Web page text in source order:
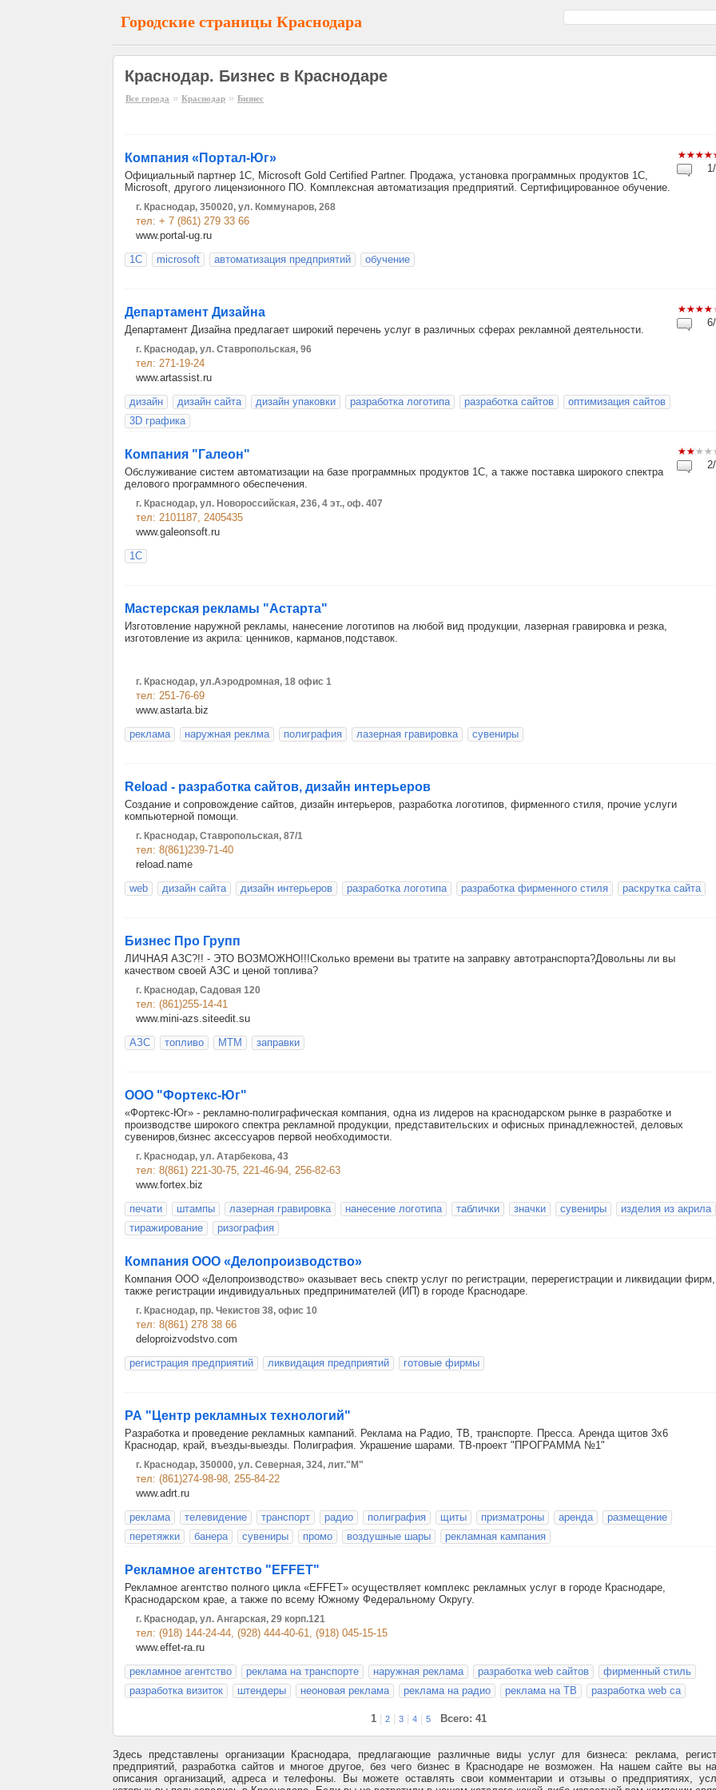
Городские страницы Краснодара
Краснодар. Бизнес в Краснодаре
Все города » Краснодар » Бизнес
Компания «Портал-Юг»
Официальный партнер 1С, Microsoft Gold Certified Partner. Продажа, установка программных продуктов 1С,
Microsoft, другого лицензионного ПО. Комплексная автоматизация предприятий. Сертифицированное обучение.
г. Краснодар, 350020, ул. Коммунаров, 268
тел: + 7 (861) 279 33 66
www.portal-ug.ru
1С
microsoft автоматизация предприятий обучение
Департамент Дизайна
Департамент Дизайна предлагает широкий перечень услуг в различных сферах рекламной деятельности.
г. Краснодар, ул. Ставропольская, 96
тел: 271-19-24
www.artassist.ru
дизайн
дизайн сайта дизайн упаковки разработка логотипа разработка сайтов
оптимизация сайтов
3D графика
Компания "Галеон"
Обслуживание систем автоматизации на базе программных продуктов 1С, а также поставка широкого спектра
делового программного обеспечения.
г. Краснодар, ул. Новороссийская, 236, 4 эт., оф. 407
тел: 2101187, 2405435
www.galeonsoft.ru
1С
Мастерская рекламы "Астарта"
Изготовление наружной рекламы, нанесение логотипов на любой вид продукции, лазерная гравировка и резка,
изготовление из акрила: ценников, карманов,подставок.
г. Краснодар, ул.Аэродромная, 18 офис 1
тел: 251-76-69
www.astarta.biz
реклама
наружная реклма полиграфия лазерная гравировка сувениры
Reload - разработка сайтов, дизайн интерьеров
Создание и сопровождение сайтов, дизайн интерьеров, разработка логотипов, фирменного стиля, прочие услуги
компьютерной помощи.
г. Краснодар, Ставропольская, 87/1
тел: 8(861)239-71-40
reload.name
web
дизайн сайта дизайн интерьеров разработка логотипа разработка фирменного стиля раскрутка сайта
Бизнес Про Групп
ЛИЧНАЯ АЗС?!! - ЭТО ВОЗМОЖНО!!!Сколько времени вы тратите на заправку автотранспорта?Довольны ли вы
качеством своей АЗС и ценой топлива?
г. Краснодар, Садовая 120
тел: (861)255-14-41
www.mini-azs.siteedit.su
АЗС
топливо МТМ заправки
ООО "Фортекс-Юг"
«Фортекс-Юг» - рекламно-полиграфическая компания, одна из лидеров на краснодарском рынке в разработке и
производстве широкого спектра рекламной продукции, представительских и офисных принадлежностей, деловых
сувениров,бизнес аксессуаров первой необходимости.
г. Краснодар, ул. Атарбекова, 43
тел: 8(861) 221-30-75, 221-46-94, 256-82-63
www.fortex.biz
печати
штампы лазерная гравировка нанесение логотипа таблички значки сувениры
изделия из акрила
тиражирование
ризография
Компания ООО «Делопроизводство»
Компания ООО «Делопроизводство» оказывает весь спектр услуг по регистрации, перерегистрации и ликвидации
также регистрации индивидуальных предпринимателей (ИП) в городе Краснодаре.
г. Краснодар, пр. Чекистов 38, офис 10
тел: 8(861) 278 38 66
deloproizvodstvo.com
регистрация предприятий
ликвидация предприятий готовые фирмы
РА "Центр рекламных технологий"
Разработка и проведение рекламных кампаний. Реклама на Радио, ТВ, транспорте. Пресса. Аренда щитов 3х6
Краснодар, край, въезды-выезды. Полиграфия. Украшение шарами. ТВ-проект "ПРОГРАММА №1"
г. Краснодар, 350000, ул. Северная, 324, лит."М"
тел: (861)274-98-98, 255-84-22
www.adrt.ru
реклама
телевидение транспорт радио полиграфия щиты призматроны аренда
размещение
перетяжки
банера сувениры промо воздушные шары рекламная кампания
Рекламное агентство "EFFET"
Рекламное агентство полного цикла «EFFET» осуществляет комплекс рекламных услуг в городе Краснодаре,
Краснодарском крае, а также по всему Южному Федеральному Округу.
г. Краснодар, ул. Ангарская, 29 корп.121
тел: (918) 144-24-44, (928) 444-40-61, (918) 045-15-15
www.effet-ra.ru
рекламное агентство
реклама на транспорте наружная реклама разработка web сайтов
фирменный стиль
разработка визиток
штендеры неоновая реклама реклама на радио реклама на ТВ разработка web са
1 2 3 4 5 Всего: 41
Здесь представлены организации Краснодара, предлагающие различные виды услуг для бизнеса: реклама,
предприятий, разработка сайтов и многое другое, без чего бизнес в Краснодаре не возможен. На нашем сайте вы
описания организаций, адреса и телефоны. Вы можете оставлять свои комментарии и отзывы о предприятиях,